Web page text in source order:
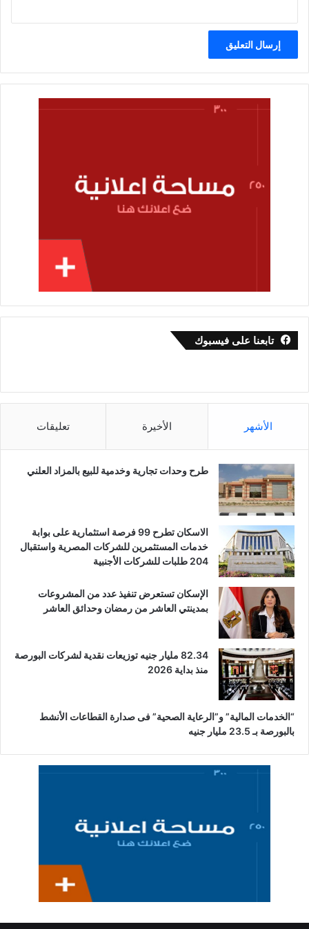
تابعنا على فيسبوك
الأشهر الأخيرة تعليقات
طرح وحدات تجارية وخدمية للبيع بالمزاد العلني
الاسكان تطرح 99 فرصة استثمارية على بوابة
خدمات المستثمرين للشركات المصرية واستقبال
204 طلبات للشركات الأجنبية
الإسكان تستعرض تنفيذ عدد من المشروعات
بمدينتي العاشر من رمضان وحدائق العاشر
82.34 مليار جنيه توزيعات نقدية لشركات البورصة
منذ بداية 2026
“الخدمات المالية” و”الرعاية الصحية” فى صدارة القطاعات الأنشط
بالبورصة بـ 23.5 مليار جنيه